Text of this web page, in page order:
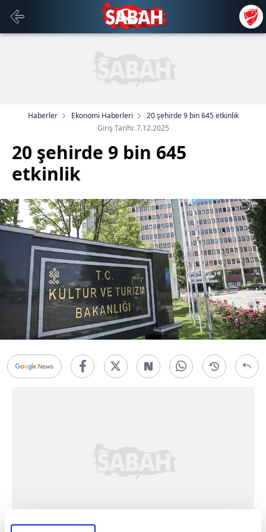
Haberler Ekonomi Haberleri
20 şehirde 9 bin 645 etkinlik
Giriş Tarihi: 7.12.2025
20 şehirde 9 bin 645
etkinlik